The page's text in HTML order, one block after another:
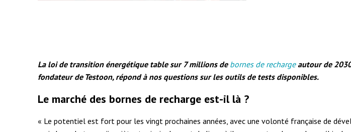
La loi de transition énergétique table sur 7 millions de bornes de rechargeautour de
fondateur de Testoon, répond à nos questions sur les outils de tests disponibles.
Le marché des bornes de recharge est-il là ?
« Le potentiel est fort pour les vingt prochaines années, avec une volonté française de